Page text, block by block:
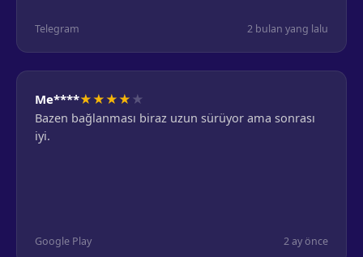
Telegram 2 bulan yang lalu
Me****★★★★ ★
Bazen bağlanması biraz uzun sürüyor ama sonrası
iyi.
Google Play 2 ay önce